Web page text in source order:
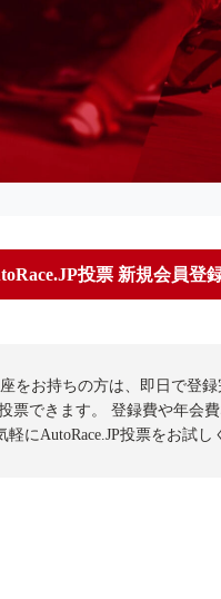
投票 新規会員登
をお持ちの方は、即日で登録
票できます。
登録費や年会
軽にAutoRace.JP投票をお試し